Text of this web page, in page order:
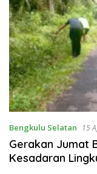
Bengkulu Selatan 15
Gerakan Jumat
Kesadaran